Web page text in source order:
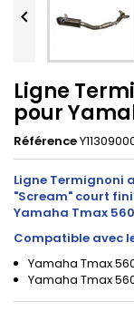

Ligne
pour
Référence
Ligne Termignoni
"Scream" court
Yamaha Tmax
Compatible avec
Yamaha Tmax
Yamaha Tmax